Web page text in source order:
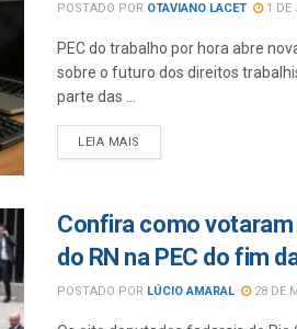
POSTADO POR OTAVIANO LACET 1 DE
PEC do trabalho por hora abre
sobre o futuro dos direitos
parte das ...
LEIA MAIS
Confira como
do RN na PEC do fim
POSTADO POR LÚCIO AMARAL 28 DE